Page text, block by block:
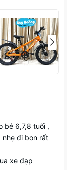
bé 6,7,8 tuổi ,
nhẹ đi bon rất
xe đạp